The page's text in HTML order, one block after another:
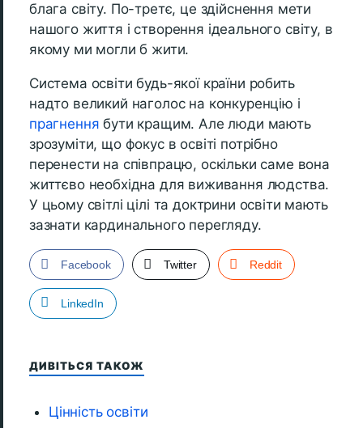
блага світу. По-третє, це здійснення мети
нашого життя і створення ідеального світу, в
якому ми могли б жити.
Система освіти будь-якої країни робить
надто великий наголос на конкуренцію і
прагнення бути кращим. Але люди мають
зрозуміти, що фокус в освіті потрібно
перенести на співпрацю, оскільки саме вона
життєво необхідна для виживання людства.
У цьому світлі цілі та доктрини освіти мають
зазнати кардинального перегляду.
Facebook Twitter Reddit
LinkedIn
ДИВІТЬСЯ ТАКОЖ
Цінність освіти